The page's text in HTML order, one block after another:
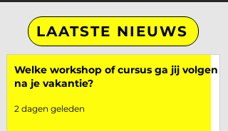
LAATSTE NIEUWS
Welke workshop of cursus ga jij volgen
na je vakantie?
2 dagen geleden